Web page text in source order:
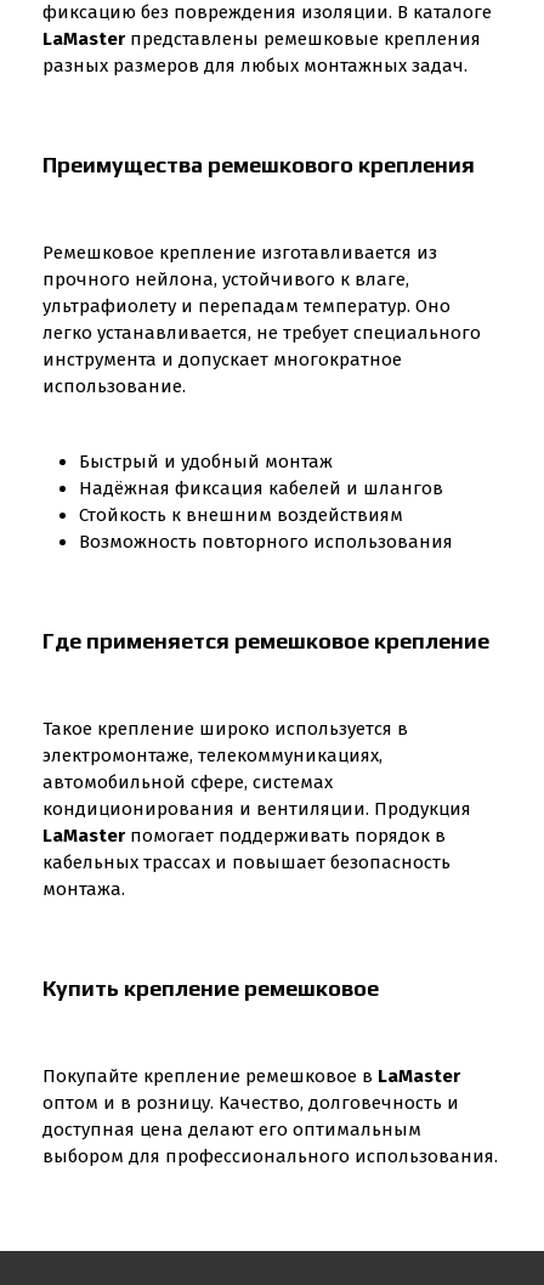
фиксацию без повреждения изоляции. В каталоге
LaMaster представлены ремешковые крепления
разных размеров для любых монтажных задач.
Преимущества ремешкового крепления
Ремешковое крепление изготавливается из
прочного нейлона, устойчивого к влаге,
ультрафиолету и перепадам температур. Оно
легко устанавливается, не требует специального
инструмента и допускает многократное
использование.
Быстрый и удобный монтаж
Надёжная фиксация кабелей и шлангов
Стойкость к внешним воздействиям
Возможность повторного использования
Где применяется ремешковое крепление
Такое крепление широко используется в
электромонтаже, телекоммуникациях,
автомобильной сфере, системах
кондиционирования и вентиляции. Продукция
LaMaster помогает поддерживать порядок в
кабельных трассах и повышает безопасность
монтажа.
Купить крепление ремешковое
Покупайте крепление ремешковое в LaMaster
оптом и в розницу. Качество, долговечность и
доступная цена делают его оптимальным
выбором для профессионального использования.